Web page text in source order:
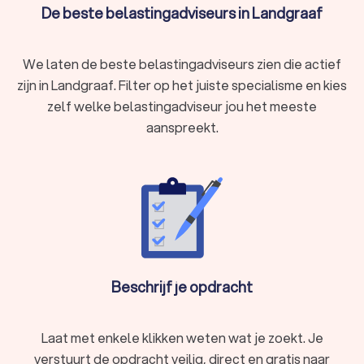
De beste belastingadviseurs in Landgraaf
We laten de beste belastingadviseurs zien die actief
zijn in Landgraaf. Filter op het juiste specialisme en kies
zelf welke belastingadviseur jou het meeste
aanspreekt.
Beschrijf je opdracht
Laat met enkele klikken weten wat je zoekt. Je
verstuurt de opdracht veilig, direct en gratis naar